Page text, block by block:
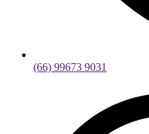
(66) 99673 9031